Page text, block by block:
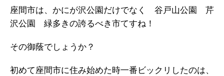
座間市は、かにが沢公園だけでなく 谷戸山公園 芹
沢公園 緑多きの誇るべき市てすね！
その御蔭でしょうか？
初めて座間市に住み始めた時一番ビックリしたのは、